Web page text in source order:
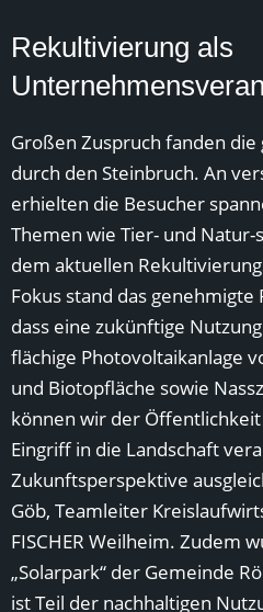
Rekultivierung als
Großen Zuspruch fanden
durch den Steinbruch. An
erhielten die Besucher
Themen wie Tier- und Natur-
dem aktuellen
Fokus stand das
dass eine zukünftige
flächige Photovoltaikanlage
und Biotopfläche sowie
können wir der
Eingriff in die Landschaft
Zukunftsperspektive
Göb, Teamleiter
FISCHER Weilheim. Zudem
„Solarpark“ der Gemeinde
ist Teil der nachhaltigen